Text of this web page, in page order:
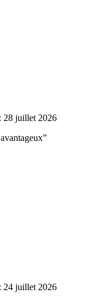
: 28 juillet 2026
”
: 24 juillet 2026